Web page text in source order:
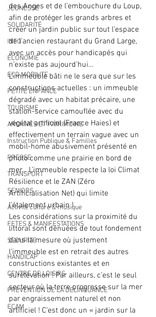
JEUNESSE
SOLIDARITÉ
INFO
ECONOMIE
ECO MOBILITE
PETITE ENFANCE
TOURISME
ARCHIVES ET PATRIMOINE
Instruction Publique & Familles
PRESSE
TRANSPORT
SENIORS
Activité culture & musique
FETES & MANIFESTATIONS
SECURITE
HANDICAP
CENTRE DE LOISIRS
PREVENTION DE LA DELINQUANCE
ECAM
des Anges et de l’embouchure du Loup,
afin de protéger les grands arbres et
créer un jardin public sur tout l’espace
de l’ancien restaurant du Grand Large,
avec un accès pour handicapés qui
n’existe pas aujourd’hui…
L’immeuble bâti ne le sera que sur les
constructions actuelles : un immeuble
dégradé avec un habitat précaire, une
station-service camouflée avec du
végétal artificiel (France Haies) et
effectivement un terrain vague avec un
mobil-home abusivement présenté en
photo comme une prairie en bord de
mer… L’immeuble respecte la loi Climat
Résilience et le ZAN (Zéro
Artificialisation Net) qui limite
l’étalement urbain !
Les considérations sur la proximité du
littoral sont dénuées de tout fondement
dans la mesure où justement
l’immeuble est en retrait des autres
constructions existantes et en
surélévation ! Par ailleurs, c’est le seul
secteur où la terre progresse sur la mer
par engraissement naturel et non
artificiel ! C’est donc un « jardin sur la